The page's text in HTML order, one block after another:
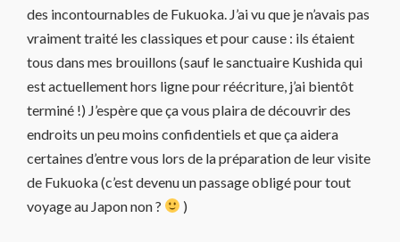
des incontournables de Fukuoka. J’ai vu que je n’avais pas
vraiment traité les classiques et pour cause : ils étaient
tous dans mes brouillons (sauf le sanctuaire Kushida qui
est actuellement hors ligne pour réécriture, j’ai bientôt
terminé !) J’espère que ça vous plaira de découvrir des
endroits un peu moins confidentiels et que ça aidera
certaines d’entre vous lors de la préparation de leur visite
de Fukuoka (c’est devenu un passage obligé pour tout
voyage au Japon non ?
)